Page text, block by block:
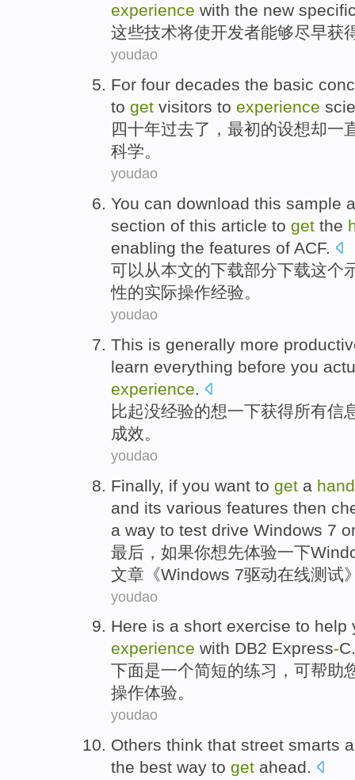
experience with the new
这些技术将使开发者能够尽早获
youdao
For four decades the basic
to get visitors to experience
四十年过去了， 最初的设想却一
科学。
youdao
You can download this sample
section of this article to get the
enabling the features of ACF.
可以 从本文的下载部分下载这个
性的实际操作经验。
youdao
This is generally more
learn everything before you
experience.
比起没经验的想一下获得所有信
成效。
youdao
Finally, if you want to get a
and its various features then
a way to test drive Windows 7
最后 ， 如果你想先体验一下
文章《Windows 7驱动在线测试
youdao
Here is a short exercise to help
experience with DB2 Express-C.
下面是一个简短的练习 ， 可帮助
操作体验。
youdao
Others think that street smarts
the best way to get ahead.